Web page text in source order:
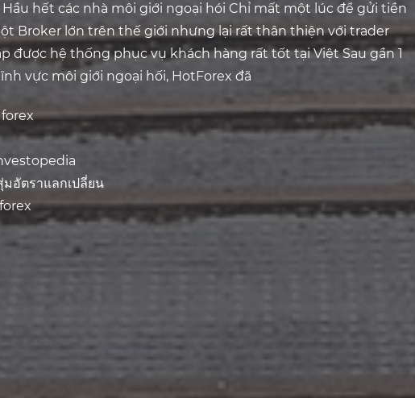
hết các nhà môi giới ngoại hói Chỉ mất một lúc để gửi tiền
Broker lớn trên thế giới nhưng lại rất thân thiện với trader
được hệ thống phục vụ khách hàng rất tốt tại Việt Sau gần 1
vực môi giới ngoại hối, HotForex đã
อัตราแลกเปลี่ยน